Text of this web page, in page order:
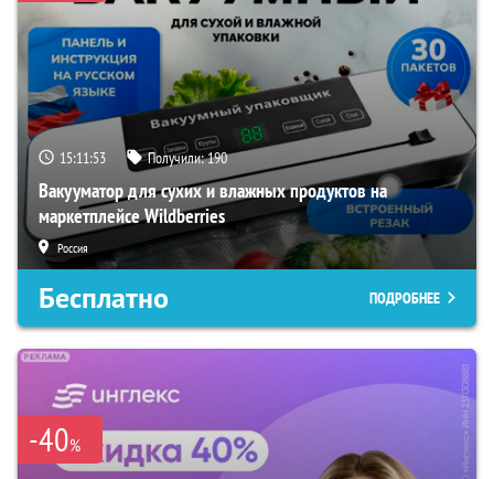
15:11:52 Получили:190
Вакууматор для сухих и влажных продуктов на
маркетплейсе Wildberries
Россия
Бесплатно ПОДРОБНЕЕ
-40%